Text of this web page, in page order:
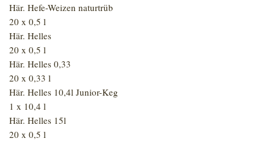
Här. Hefe-Weizen naturtrüb
20 x 0,5 l
Här. Helles
20 x 0,5 l
Här. Helles 0,33
20 x 0,33 l
Här. Helles 10,4l Junior-Keg
1 x 10,4 l
Här. Helles 15l
20 x 0,5 l